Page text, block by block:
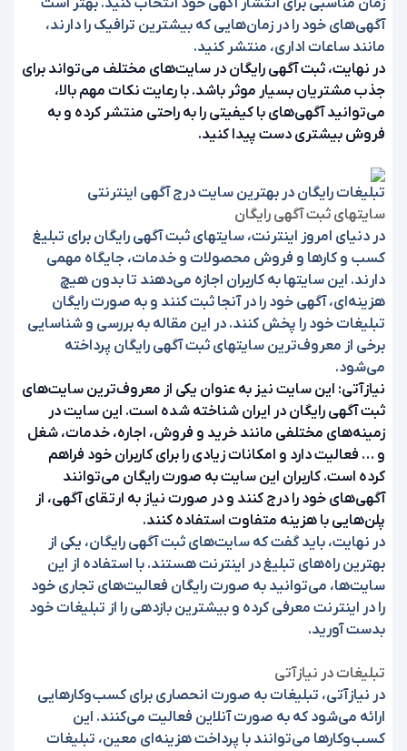
زمان مناسبی برای انتشار آگهی خود انتخاب کنید. بهتر است
آگهی‌های خود را در زمان‌هایی که بیشترین ترافیک را دارند،
مانند ساعات اداری، منتشر کنید.
در نهایت، ثبت آگهی رایگان در سایت‌های مختلف می‌تواند برای
جذب مشتریان بسیار موثر باشد. با رعایت نکات مهم بالا،
می‌توانید آگهی‌های با کیفیتی را به راحتی منتشر کرده و به
فروش بیشتری دست پیدا کنید.
تبلیغات رایگان در بهترین سایت درج آگهی اینترنتی
سایتهای ثبت آگهی رایگان
در دنیای امروز اینترنت، سایتهای ثبت آگهی رایگان برای تبلیغ
کسب و کارها و فروش محصولات و خدمات، جایگاه مهمی
دارند. این سایتها به کاربران اجازه می‌دهند تا بدون هیچ
هزینه‌ای، آگهی خود را در آنجا ثبت کنند و به صورت رایگان
تبلیغات خود را پخش کنند. در این مقاله به بررسی و شناسایی
برخی از معروف‌ترین سایتهای ثبت آگهی رایگان پرداخته
می‌شود.
نیازآتی: این سایت نیز به عنوان یکی از معروف‌ترین سایت‌های
ثبت آگهی رایگان در ایران شناخته شده است. این سایت در
زمینه‌های مختلفی مانند خرید و فروش، اجاره، خدمات، شغل
و … فعالیت دارد و امکانات زیادی را برای کاربران خود فراهم
کرده است. کاربران این سایت به صورت رایگان می‌توانند
آگهی‌های خود را درج کنند و در صورت نیاز به ارتقای آگهی، از
پلن‌هایی با هزینه متفاوت استفاده کنند.
در نهایت، باید گفت که سایت‌های ثبت آگهی رایگان، یکی از
بهترین راه‌های تبلیغ در اینترنت هستند. با استفاده از این
سایت‌ها، می‌توانید به صورت رایگان فعالیت‌های تجاری خود
را در اینترنت معرفی کرده و بیشترین بازدهی را از تبلیغات خود
بدست آورید.
تبلیغات در نیازآتی
در نیازآتی، تبلیغات به صورت انحصاری برای کسب‌وکارهایی
ارائه می‌شود که به صورت آنلاین فعالیت می‌کنند. این
کسب‌وکارها می‌توانند با پرداخت هزینه‌ای معین، تبلیغات